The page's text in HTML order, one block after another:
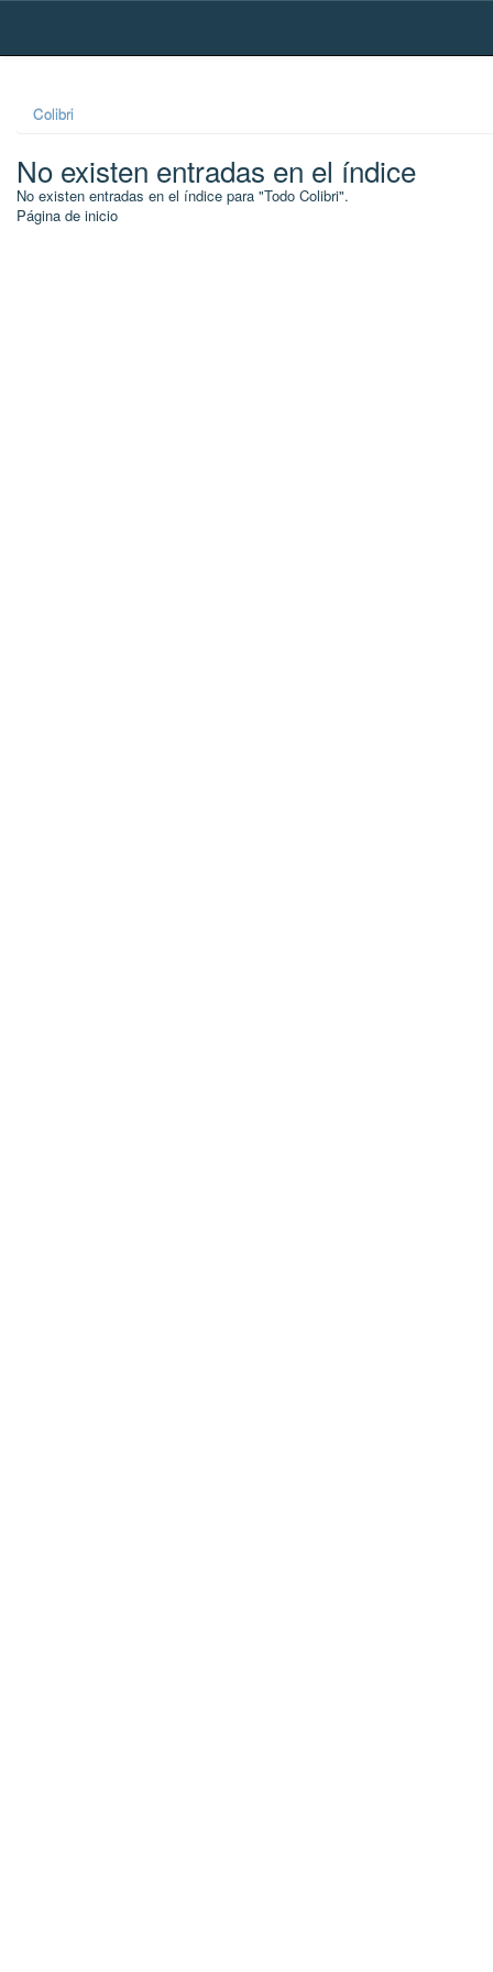
Skip
Colibri
No existen entradas en el índice
No existen entradas en el índice para "Todo Colibri".
Página de inicio